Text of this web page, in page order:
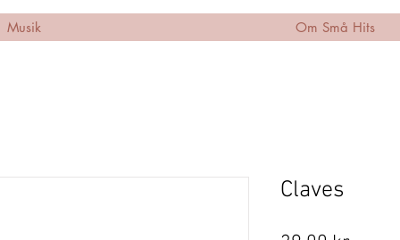
Musik Om Små Hits
Claves